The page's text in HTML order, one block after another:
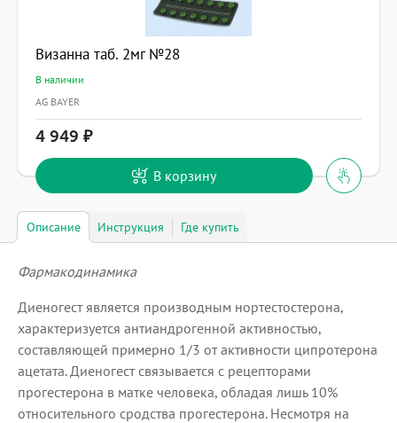
Визанна таб. 2мг №28
В наличии
AG BAYER
4 949
В корзину
Описание Инструкция Где купить
Фармакодинамика
Диеногест является производным нортестостерона,
характеризуется антиандрогенной активностью,
составляющей примерно 1/3 от активности ципротерона
ацетата. Диеногест связывается с рецепторами
прогестерона в матке человека, обладая лишь 10%
относительного сродства прогестерона. Несмотря на